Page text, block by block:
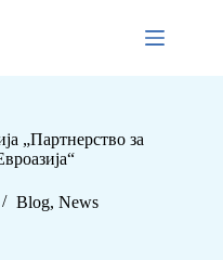
„Партнерство за
Blog, News